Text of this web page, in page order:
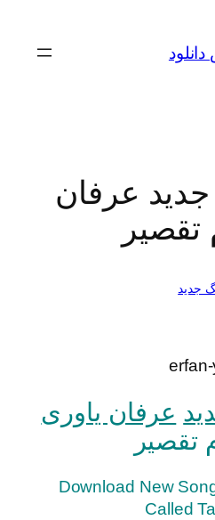
جدید عرفان
تقصیر
جدید
عرفان یاوری
تقصیر
Download New
Called